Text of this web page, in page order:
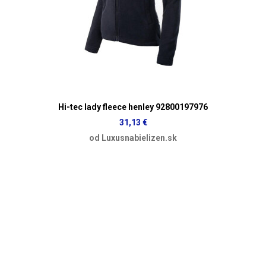
Hi-tec lady fleece henley 92800197976
31,13 €
od Luxusnabielizen.sk